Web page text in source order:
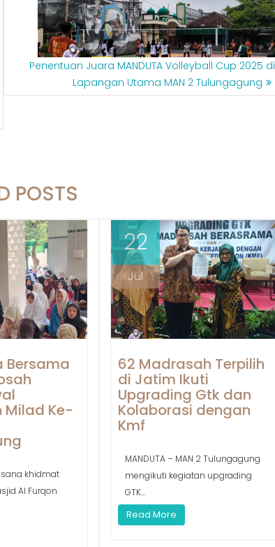
Penentuan Juara MANDUTA Volleyball Cup 2025 di
Lapangan Utama MAN 2 Tulungagung
POSTS
Bersama
Milad Ke-
khidmat
Al Furqon
22
Jul
62 Madrasah Terpilih
di Jatim Ikuti
Upgrading Gtk dan
Kolaborasi dengan
Kmf
MANDUTA – MAN 2 Tulungagung
mengikuti kegiatan upgrading
GTK...
Read More